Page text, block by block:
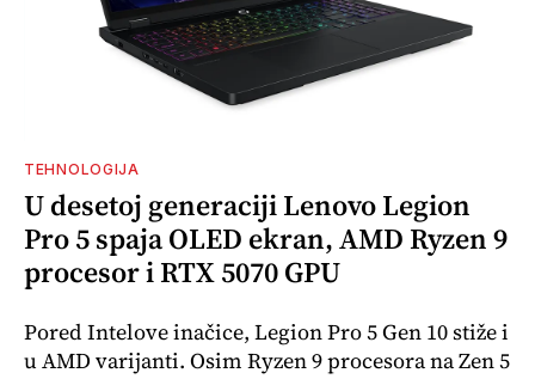
TEHNOLOGIJA
U desetoj generaciji Lenovo Legion
Pro 5 spaja OLED ekran, AMD Ryzen 9
procesor i RTX 5070 GPU
Pored Intelove inačice, Legion Pro 5 Gen 10 stiže i
u AMD varijanti. Osim Ryzen 9 procesora na Zen 5